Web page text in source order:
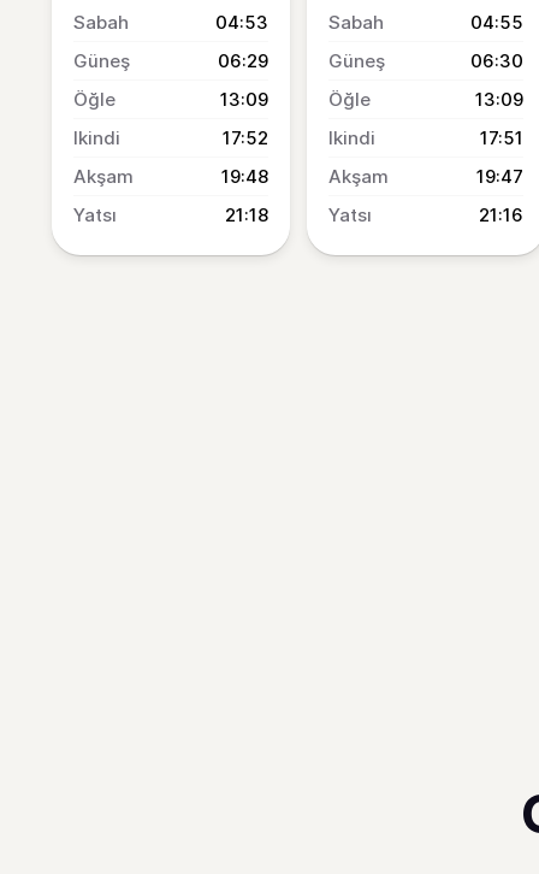
04:53
06:29
13:09
17:52
19:48
21:18
04:55
06:30
13:09
17:51
19:47
21:16